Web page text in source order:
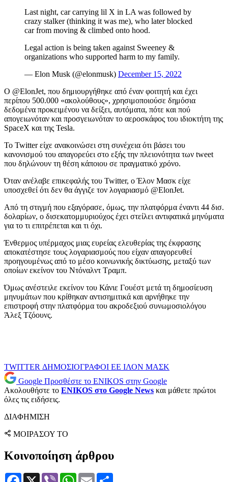
Last night, car carrying lil X in LA was followed by
crazy stalker (thinking it was me), who later blocked
car from moving & climbed onto hood.
Legal action is being taken against Sweeney &
organizations who supported harm to my family.
— Elon Musk (@elonmusk) December 15, 2022
Ο @ElonJet, που δημιουργήθηκε από έναν φοιτητή και έχει
περίπου 500.000 «ακολούθους», χρησιμοποιούσε δημόσια
δεδομένα προκειμένου να δείξει, αυτόματα, πότε και πού
απογειωνόταν και προσγειωνόταν το αεροσκάφος του ιδιοκτήτη της
SpaceX και της Tesla.
Το Twitter είχε ανακοινώσει στη συνέχεια ότι βάσει του
κανονισμού του απαγορεύει στο εξής την πλειονότητα των tweet
που δηλώνουν τη θέση κάποιου σε πραγματικό χρόνο.
Όταν ανέλαβε επικεφαλής του Twitter, ο Έλον Μασκ είχε
υποσχεθεί ότι δεν θα άγγιζε τον λογαριασμό @ElonJet.
Από τη στιγμή που εξαγόρασε, όμως, την πλατφόρμα έναντι 44 δισ.
δολαρίων, ο δισεκατομμυριούχος έχει στείλει αντιφατικά μηνύματα
για το τι επιτρέπεται και τι όχι.
Ένθερμος υπέρμαχος μιας ευρείας ελευθερίας της έκφρασης
αποκατέστησε τους λογαριασμούς που είχαν απαγορευθεί
προηγουμένως από το μέσο κοινωνικής δικτύωσης, μεταξύ των
οποίων εκείνον του Ντόναλντ Τραμπ.
Όμως ανέστειλε εκείνον του Κάνιε Γουέστ μετά τη δημοσίευση
μηνυμάτων που κρίθηκαν αντισημιτικά και αρνήθηκε την
επιστροφή στην πλατφόρμα του ακροδεξιού συνωμοσιολόγου
Άλεξ Τζόουνς.
TWITTER ΔΗΜΟΣΙΟΓΡΑΦΟΙ ΕΕ ΙΛΟΝ ΜΑΣΚ
Google Προσθέστε το ENIKOS στην Google
Ακολουθήστε το ENIKOS στο Google News και μάθετε πρώτοι
όλες τις ειδήσεις.
ΔΙΑΦΗΜΙΣΗ
ΜΟΙΡΑΣΟΥ ΤΟ
Κοινοποίηση άρθρου
Facebook
X Viber WhatsApp
Email